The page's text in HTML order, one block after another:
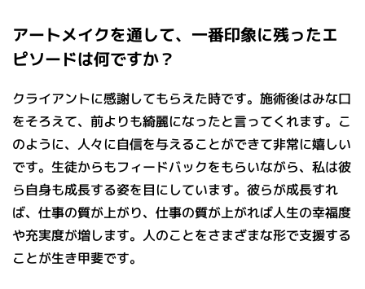
アートメイクを通して、一番印象に残ったエ
ピソードは何ですか？
クライアントに感謝してもらえた時です。施術後はみな口
をそろえて、前よりも綺麗になったと言ってくれます。こ
のように、人々に自信を与えることができて非常に嬉しい
です。生徒からもフィードバックをもらいながら、私は彼
ら自身も成長する姿を目にしています。彼らが成長すれ
ば、仕事の質が上がり、仕事の質が上がれば人生の幸福度
や充実度が増します。人のことをさまざまな形で支援する
ことが生き甲斐です。